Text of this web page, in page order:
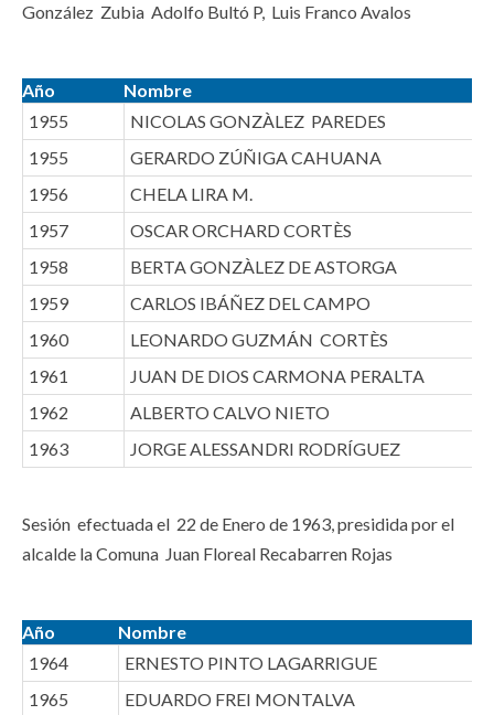
González Zubia Adolfo Bultó P, Luis Franco Avalos
Año
Nombre
1955
NICOLAS GONZÀLEZ PAREDES
1955
GERARDO ZÚÑIGA CAHUANA
1956
CHELA LIRA M.
1957
OSCAR ORCHARD CORTÈS
1958
BERTA GONZÀLEZ DE ASTORGA
1959
CARLOS IBÁÑEZ DEL CAMPO
1960
LEONARDO GUZMÁN CORTÈS
1961
JUAN DE DIOS CARMONA PERALTA
1962
ALBERTO CALVO NIETO
1963
JORGE ALESSANDRI RODRÍGUEZ
Sesión efectuada el 22 de Enero de 1963, presidida por el
alcalde la Comuna Juan Floreal Recabarren Rojas
Año
Nombre
1964
ERNESTO PINTO LAGARRIGUE
1965
EDUARDO FREI MONTALVA